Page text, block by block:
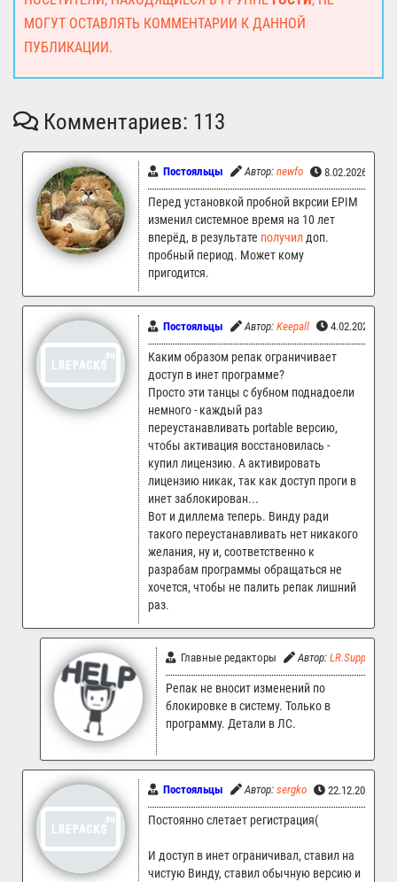
МОГУТ ОСТАВЛЯТЬ КОММЕНТАРИИ К ДАННОЙ
ПУБЛИКАЦИИ.
Комментариев: 113
Постояльцы Автор: newfo 8.02.2026
Перед установкой пробной вкрсии EPIM
изменил системное время на 10 лет
вперёд, в результате получилдоп.
пробный период. Может кому
пригодится.
Постояльцы Автор: Keepall 4.02.2026
Каким образом репак ограничивает
доступ в инет программе?
Просто эти танцы с бубном поднадоели
немного - каждый раз
переустанавливать portable версию,
чтобы активация восстановилась -
купил лицензию. А активировать
лицензию никак, так как доступ проги в
инет заблокирован...
Вот и диллема теперь. Винду ради
такого переустанавливать нет никакого
желания, ну и, соответственно к
разрабам программы обращаться не
хочется, чтобы не палить репак лишний
раз.
Главные редакторы Автор: LR.Support
Репак не вносит изменений по
блокировке в систему. Только в
программу. Детали в ЛС.
Постояльцы Автор: sergko 22.12.2025
Постоянно слетает регистрация(
И доступ в инет ограничивал, ставил на
чистую Винду, ставил обычную версию и